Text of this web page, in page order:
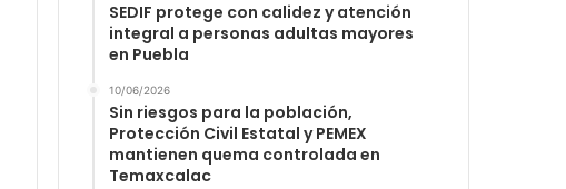
SEDIF protege con calidez y atención
integral a personas adultas mayores
en Puebla
10/06/2026
Sin riesgos para la población,
Protección Civil Estatal y PEMEX
mantienen quema controlada en
Temaxcalac